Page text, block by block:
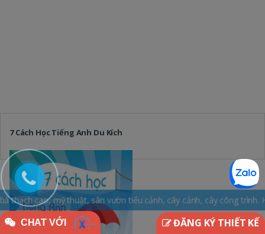
7 Cách Học Tiếng Anh Du Kích
ĐĂNG KÝ THIẾT KẾ
CHAT VỚI
sân vườn tiểu cảnh, cây cảnh, cây công trình. Hotline: